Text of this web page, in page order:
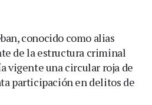
conocido como alias
de la estructura criminal
vigente una circular roja de
participación en delitos de